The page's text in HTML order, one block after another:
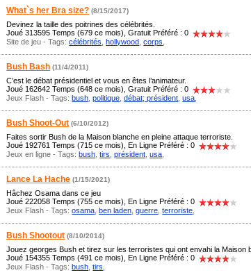
What`s her Bra size? (8/15/2017)
Devinez la taille des poitrines des célébrités.
Joué 313595 Temps (679 ce mois), Gratuit Préféré : 0
Site de jeu - Tags:célébrités ,hollywood ,corps
Bush Bash (11/4/2011)
C’est le débat présidentiel et vous en êtes l’animateur.
Joué 162642 Temps (648 ce mois), Gratuit Préféré : 0
Jeux Flash - Tags:bush ,politique ,débat; président ,usa
Bush Shoot-Out (6/10/2012)
Faites sortir Bush de la Maison blanche en pleine attaque terroriste.
Joué 192761 Temps (715 ce mois), En Ligne Préféré : 0
Jeux en ligne - Tags:bush ,tirs ,président ,usa
Lance La Hache (1/15/2021)
Hâchez Osama dans ce jeu
Joué 222058 Temps (755 ce mois), En Ligne Préféré : 0
Jeux Flash - Tags:osama ,ben laden ,guerre ,terroriste
Bush Shootout (8/10/2014)
Jouez georges Bush et tirez sur les terroristes qui ont envahi la Maison
Joué 154355 Temps (491 ce mois), En Ligne Préféré : 0
Jeux Flash - Tags:bush ,tirs